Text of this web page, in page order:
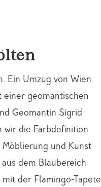
Ein Umzug von Wien
geomantischen
Geomantin Sigrid
wir die Farbdefinition
und Kunst
dem Blaubereich
der Flamingo-Tapete